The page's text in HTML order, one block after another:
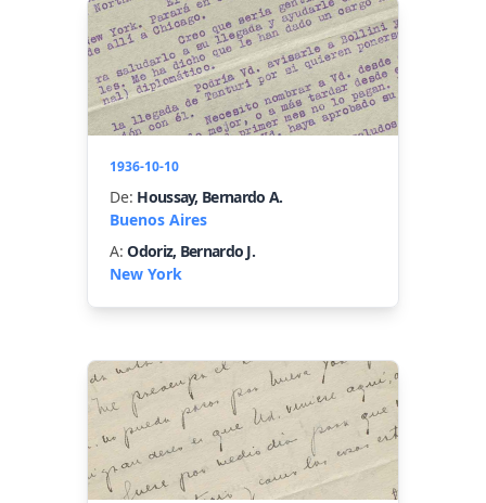
1936-10-10
De: Houssay, Bernardo A.
Buenos Aires
A: Odoriz, Bernardo J.
New York